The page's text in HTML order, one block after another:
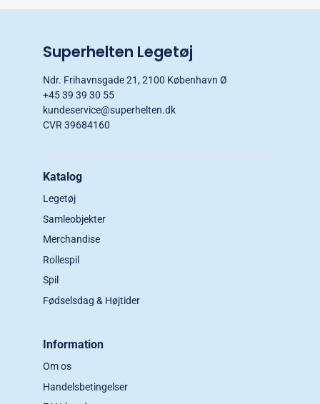
Superhelten Legetøj
Ndr. Frihavnsgade 21, 2100 København Ø
+45 39 39 30 55
kundeservice@superhelten.dk
CVR 39684160
Katalog
Legetøj
Samleobjekter
Merchandise
Rollespil
Spil
Fødselsdag & Højtider
Information
Om os
Handelsbetingelser